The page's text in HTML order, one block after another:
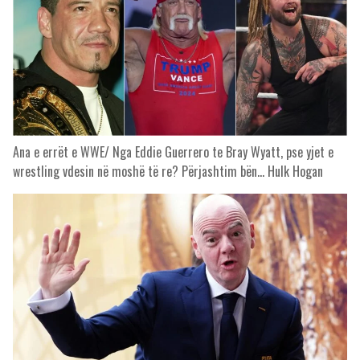
Ana e errët e WWE/ Nga Eddie Guerrero te Bray Wyatt, pse yjet e
wrestling vdesin në moshë të re? Përjashtim bën… Hulk Hogan